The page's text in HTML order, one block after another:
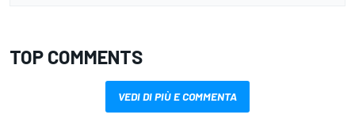
TOP COMMENTS
VEDI DI PIÙ E COMMENTA